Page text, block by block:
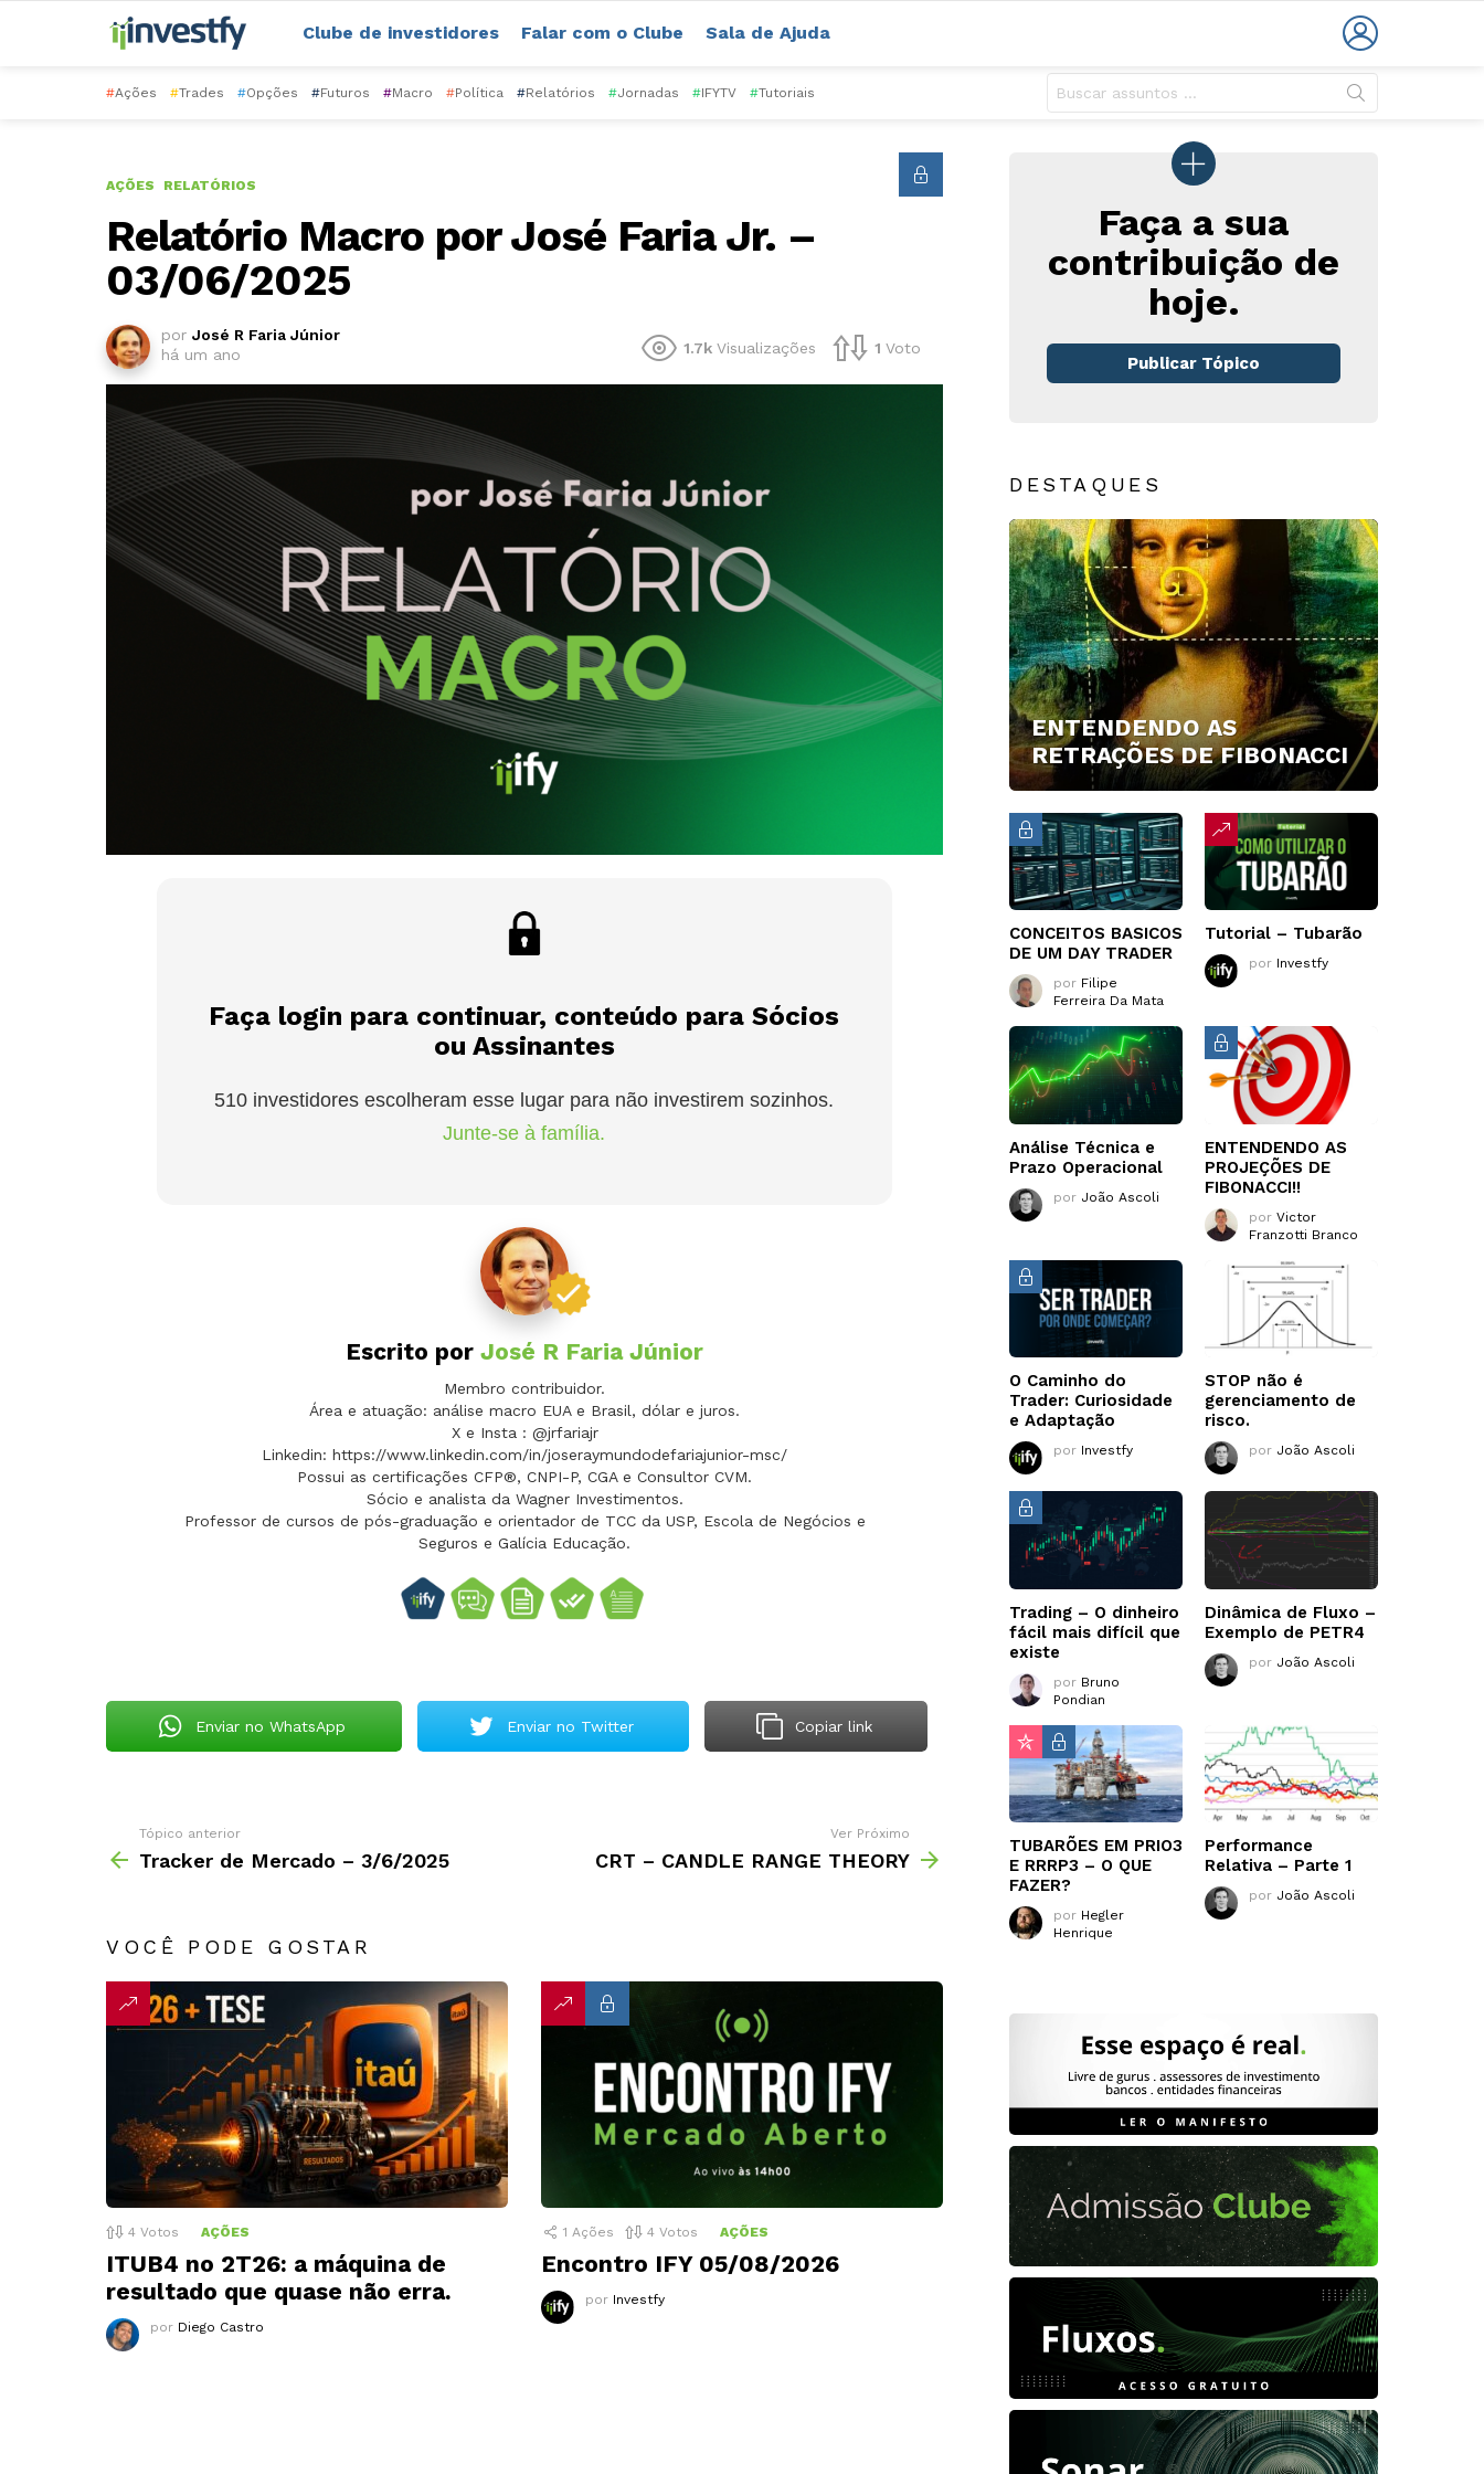
Clube de investidores Falar com o Clube Sala de Ajuda
#Ações #Trades #Opções #Futuros #Macro #Política #Relatórios #Jornadas #IFYTV #Tutoriais
AÇÕES RELATÓRIOS
Relatório Macro por José Faria Jr. –
03/06/2025
por José R Faria Júnior
há um ano
1.7k Visualizações 1 Voto
Faça login para continuar, conteúdo para Sócios
ou Assinantes
510 investidores escolheram esse lugar para não investirem sozinhos.
Junte-se à família.
Escrito por José R Faria Júnior
Membro contribuidor.
Área e atuação: análise macro EUA e Brasil, dólar e juros.
X e Insta : @jrfariajr
Linkedin: https://www.linkedin.com/in/joseraymundodefariajunior-msc/
Possui as certificações CFP®, CNPI-P, CGA e Consultor CVM.
Sócio e analista da Wagner Investimentos.
Professor de cursos de pós-graduação e orientador de TCC da USP, Escola de Negócios e
Seguros e Galícia Educação.
Enviar no WhatsApp Enviar no Twitter Copiar link
Tópico anterior
Tracker de Mercado – 3/6/2025
Ver Próximo
CRT – CANDLE RANGE THEORY
VOCÊ PODE GOSTAR
4 Votos AÇÕES
ITUB4 no 2T26: a máquina de
resultado que quase não erra.
por Diego Castro
1 Ações 4 Votos AÇÕES
Encontro IFY 05/08/2026
por Investfy
Faça a sua
contribuição de
hoje.
Publicar Tópico
DESTAQUES
ENTENDENDO AS
RETRAÇÕES DE FIBONACCI
CONCEITOS BASICOS
DE UM DAY TRADER
por Filipe
Ferreira Da Mata
Tutorial – Tubarão
por Investfy
Análise Técnica e
Prazo Operacional
por João Ascoli
ENTENDENDO AS
PROJEÇÕES DE
FIBONACCI!!
por Victor
Franzotti Branco
O Caminho do
Trader: Curiosidade
e Adaptação
por Investfy
STOP não é
gerenciamento de
risco.
por João Ascoli
Trading – O dinheiro
fácil mais difícil que
existe
por Bruno
Pondian
Dinâmica de Fluxo –
Exemplo de PETR4
por João Ascoli
TUBARÕES EM PRIO3
E RRRP3 – O QUE
FAZER?
por Hegler
Henrique
Performance
Relativa – Parte 1
por João Ascoli